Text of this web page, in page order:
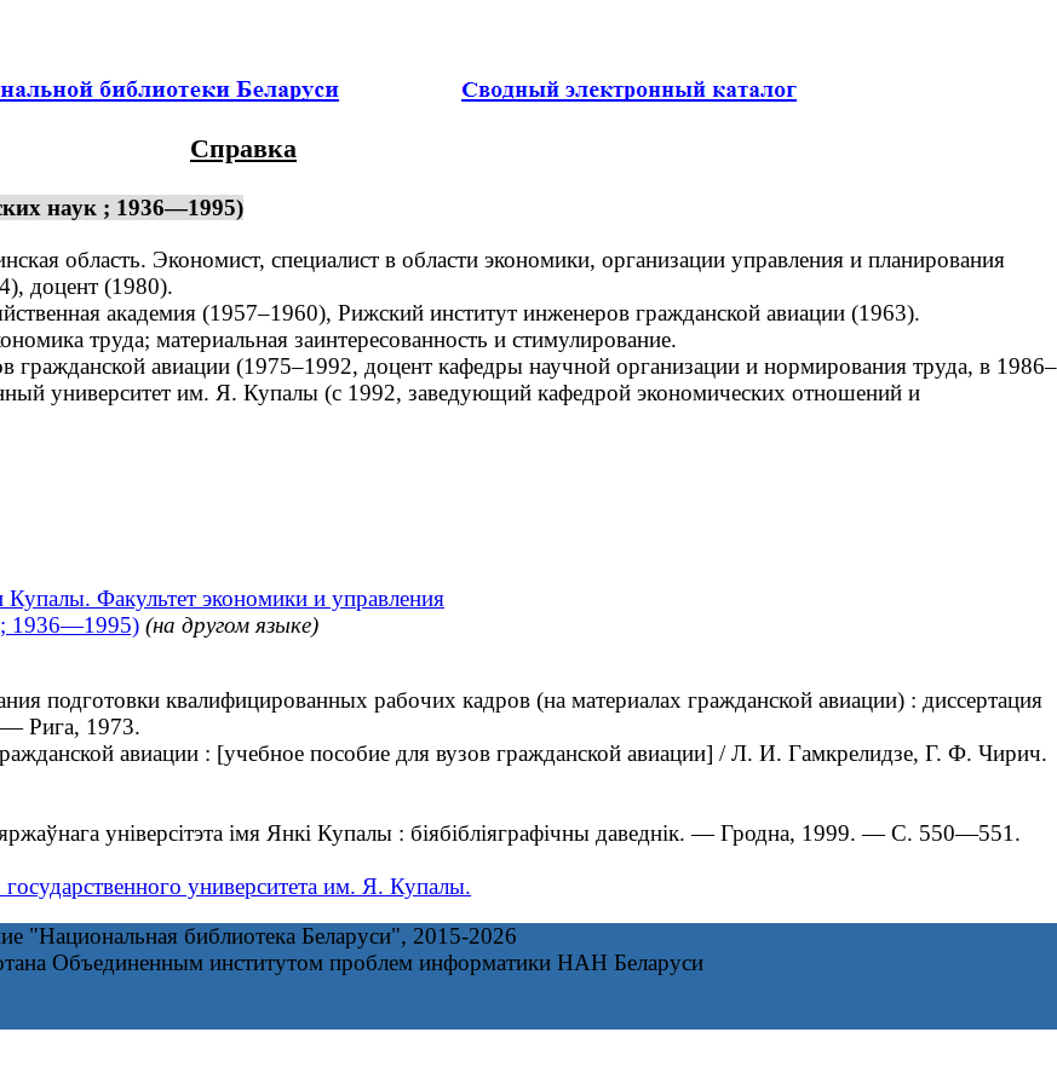
Справка
наук ; 1936—1995)
область. Экономист, специалист в области экономики, организации управления и планирования
доцент (1980).
академия (1957–1960), Рижский институт инженеров гражданской авиации (1963).
труда; материальная заинтересованность и стимулирование.
авиации (1975–1992, доцент кафедры научной организации и нормирования труда, в 1986–
университет им. Я. Купалы (с 1992, заведующий кафедрой экономических отношений и
Факультет экономики и управления
; 1936—1995) (на другом языке)
подготовки квалифицированных рабочих кадров (на материалах гражданской авиации) : диссертация
— Рига, 1973.
авиации : [учебное пособие для вузов гражданской авиации] / Л. И. Гамкрелидзе, Г. Ф. Чирич.
універсітэта імя Янкі Купалы : біябібліяграфічны даведнік. — Гродна, 1999. — С. 550—551.
университета им. Я. Купалы.
"Национальная библиотека Беларуси", 2015-2026
Объединенным институтом проблем информатики НАН Беларуси